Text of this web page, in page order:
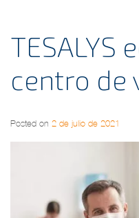
TESALYS
centro de
Posted on 2 de julio de 2021